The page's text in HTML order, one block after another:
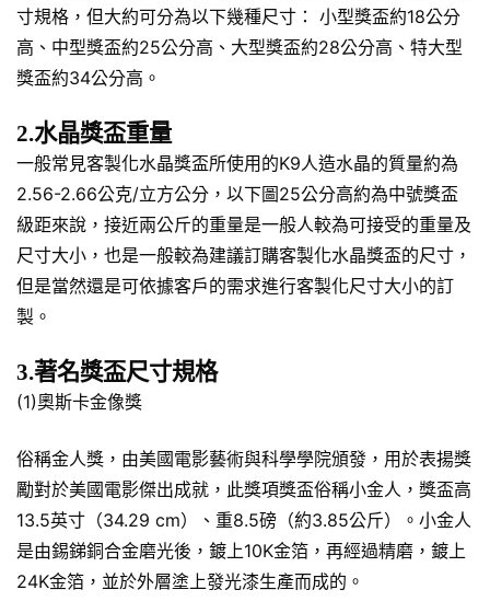
寸規格，但大約可分為以下幾種尺寸： 小型獎盃約18公分
高、中型獎盃約25公分高、大型獎盃約28公分高、特大型
獎盃約34公分高。
2.水晶獎盃重量
一般常見客製化水晶獎盃所使用的K9人造水晶的質量約為
2.56-2.66公克/立方公分，以下圖25公分高約為中號獎盃
級距來說，接近兩公斤的重量是一般人較為可接受的重量及
尺寸大小，也是一般較為建議訂購客製化水晶獎盃的尺寸，
但是當然還是可依據客戶的需求進行客製化尺寸大小的訂
製。
3.著名獎盃尺寸規格
(1)奧斯卡金像獎
俗稱金人獎，由美國電影藝術與科學學院頒發，用於表揚獎
勵對於美國電影傑出成就，此獎項獎盃俗稱小金人，獎盃高
13.5英寸（34.29 cm）、重8.5磅（約3.85公斤）。小金人
是由錫銻銅合金磨光後，鍍上10K金箔，再經過精磨，鍍上
24K金箔，並於外層塗上發光漆生產而成的。